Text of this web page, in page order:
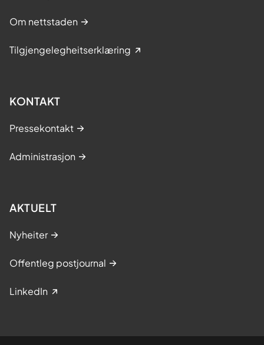
Om nettstaden
Tilgjengelegheitserklæring
KONTAKT
Pressekontakt
Administrasjon
AKTUELT
Nyheiter
Offentleg postjournal
LinkedIn